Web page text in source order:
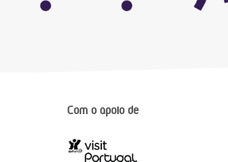
Com o apoio de